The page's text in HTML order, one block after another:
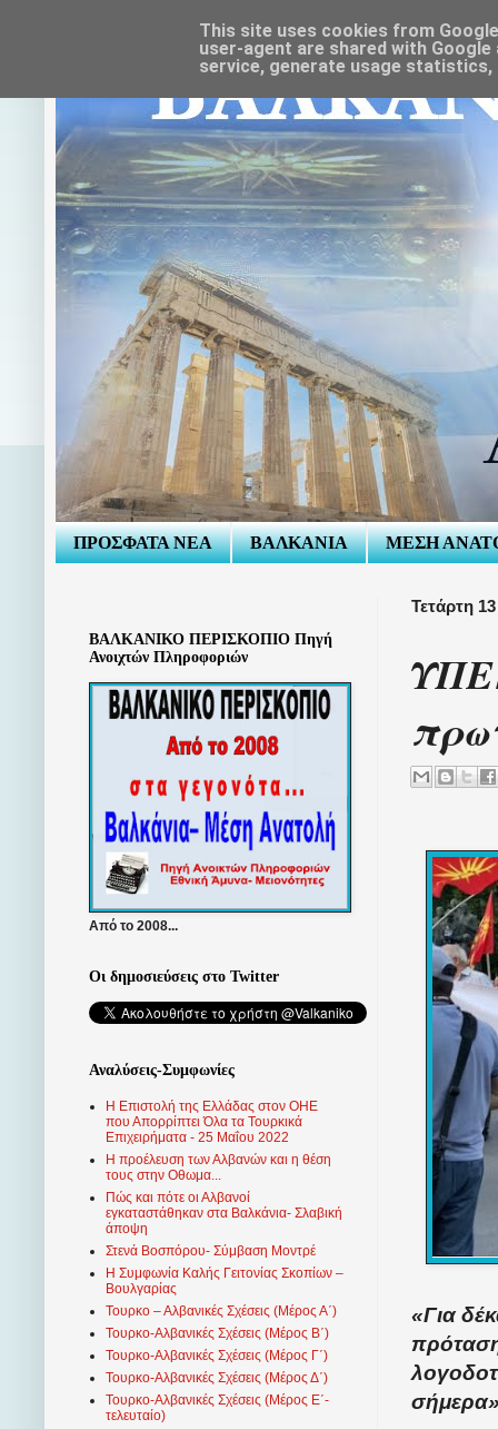
ΠΡΟΣΦΑΤΑ ΝΕΑ ΒΑΛΚΑΝΙΑ ΜΕΣΗ
Τετάρτη
«Για
ΒΑΛΚΑΝΙΚΟ ΠΕΡΙΣΚΟΠΙΟ Πηγή
Ανοιχτών Πληροφοριών
Από το 2008...
Οι δημοσιεύσεις στο Twitter
Αναλύσεις-Συμφωνίες
Η Επιστολή της Ελλάδας στον ΟΗΕ
που Απορρίπτει Όλα τα Τουρκικά
Επιχειρήματα - 25 Μαΐου 2022
Η προέλευση των Αλβανών και η θέση
τους στην Οθωμα...
Πώς και πότε οι Αλβανοί
εγκαταστάθηκαν στα Βαλκάνια- Σλαβική
άποψη
Στενά Βοσπόρου- Σύμβαση Μοντρέ
Η Συμφωνία Καλής Γειτονίας Σκοπίων –
Βουλγαρίας
Τουρκο – Αλβανικές Σχέσεις (Mέρος Α΄)
Τουρκο-Αλβανικές Σχέσεις (Μέρος Β΄)
Τουρκο-Αλβανικές Σχέσεις (Μέρος Γ΄)
Τουρκο-Αλβανικές Σχέσεις (Μέρος Δ΄)
Τουρκο-Αλβανικές Σχέσεις (Μέρος Ε΄-
τελευταίο)
This site uses cookies from
user-agent are shared with
service, generate usage statistics,